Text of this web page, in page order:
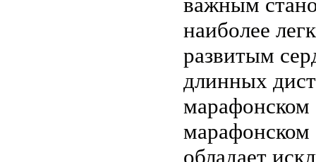
наиболее
развитым
длинных
марафонском
обладает